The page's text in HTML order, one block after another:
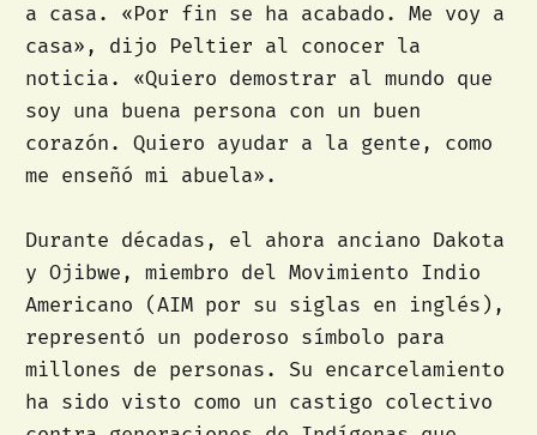
a casa. «Por fin se ha acabado. Me voy a
casa», dijo Peltier al conocer la
noticia. «Quiero demostrar al mundo que
soy una buena persona con un buen
corazón. Quiero ayudar a la gente, como
me enseñó mi abuela».
Durante décadas, el ahora anciano Dakota
y Ojibwe, miembro del Movimiento Indio
Americano (AIM por su siglas en inglés),
representó un poderoso símbolo para
millones de personas. Su encarcelamiento
ha sido visto como un castigo colectivo